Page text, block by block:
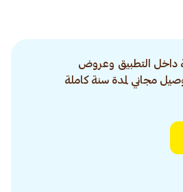
داخل التطبيق وعروض
مجاني لمدة سنة كاملة